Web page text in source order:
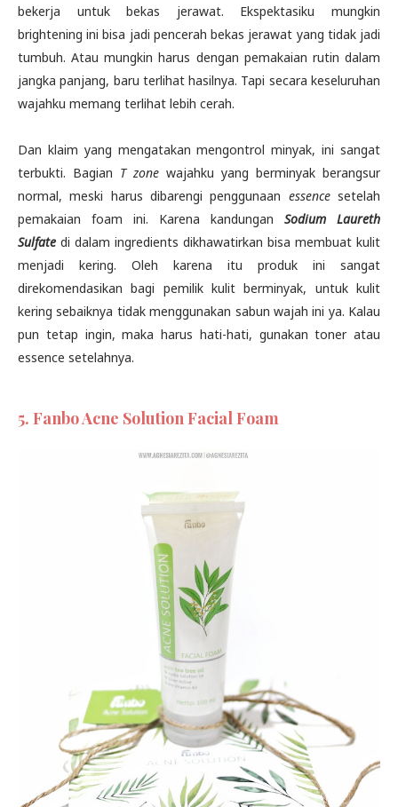
bekerja untuk bekas jerawat. Ekspektasiku mungkin
brightening ini bisa jadi pencerah bekas jerawat yang tidak jadi
tumbuh. Atau mungkin harus dengan pemakaian rutin dalam
jangka panjang, baru terlihat hasilnya. Tapi secara keseluruhan
wajahku memang terlihat lebih cerah.
Dan klaim yang mengatakan mengontrol minyak, ini sangat
terbukti. Bagian T zone wajahku yang berminyak berangsur
normal, meski harus dibarengi penggunaan essencesetelah
pemakaian foam ini. Karena kandungan Sodium Laureth
Sulfate di dalam ingredients dikhawatirkan bisa membuat kulit
menjadi kering. Oleh karena itu produk ini sangat
direkomendasikan bagi pemilik kulit berminyak, untuk kulit
kering sebaiknya tidak menggunakan sabun wajah ini ya. Kalau
pun tetap ingin, maka harus hati-hati, gunakan toner atau
essence setelahnya.
5. Fanbo Acne Solution Facial Foam